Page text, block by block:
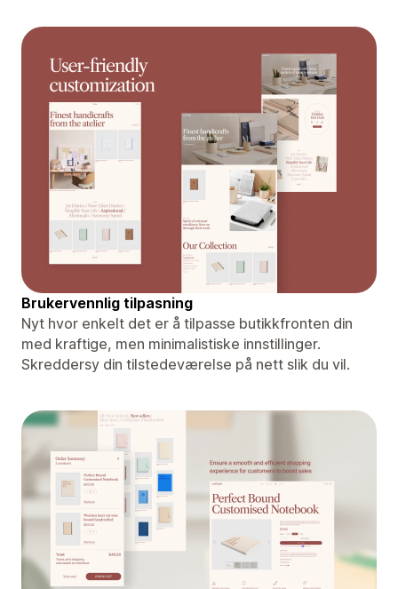
Brukervennlig tilpasning
Nyt hvor enkelt det er å tilpasse butikkfronten din
med kraftige, men minimalistiske innstillinger.
Skreddersy din tilstedeværelse på nett slik du vil.